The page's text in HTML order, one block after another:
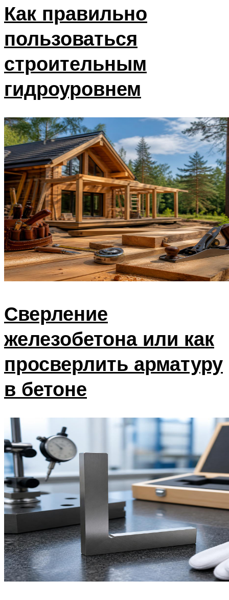
Как правильно
пользоваться
строительным
гидроуровнем
Сверление
железобетона или как
просверлить арматуру
в бетоне